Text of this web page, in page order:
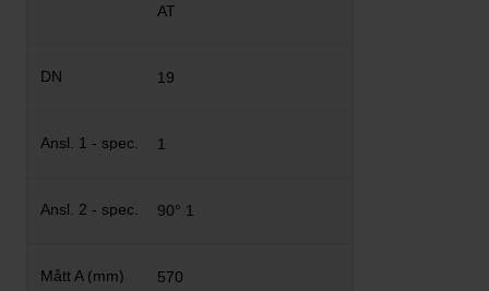
AT
19
1
90° 1
570